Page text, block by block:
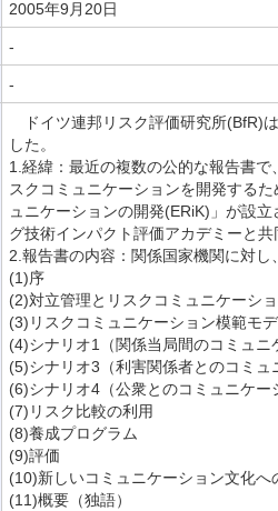
2005年9月20日
-
-
ドイツ連邦リスク評価研究所(BfR)
した。
1.経緯：最近の複数の公的な報告書
スクコミュニケーションを開発する
ュニケーションの開発(ERiK)」が設
グ技術インパクト評価アカデミーと共
2.報告書の内容：関係国家機関に対し
(1)序
(2)対立管理とリスクコミュニケーシ
(3)リスクコミュニケーション模範モ
(4)シナリオ1（関係当局間のコミュニ
(5)シナリオ3（利害関係者とのコミュ
(6)シナリオ4（公衆とのコミュニケー
(7)リスク比較の利用
(8)養成プログラム
(9)評価
(10)新しいコミュニケーション文化へ
(11)概要（独語）